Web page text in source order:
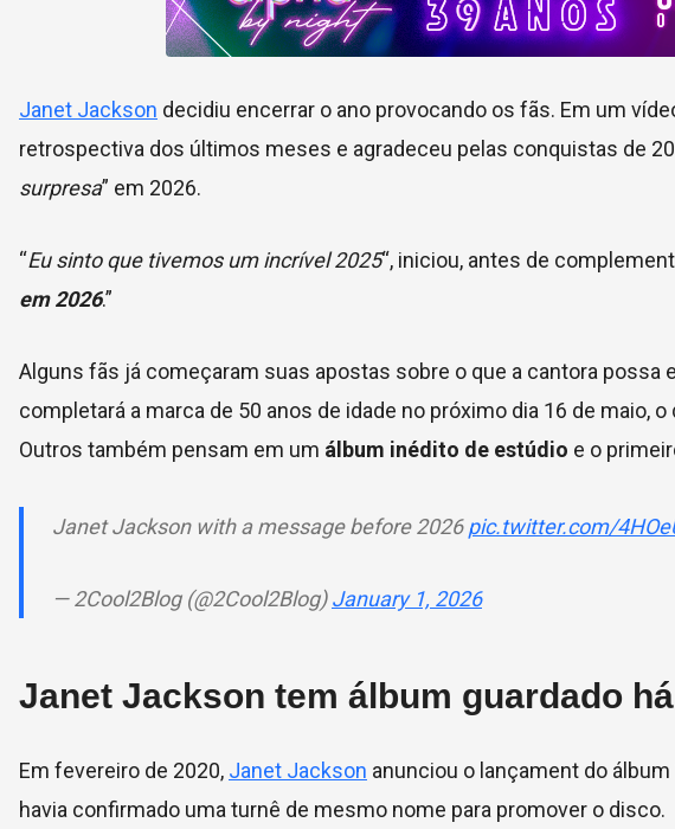
Janet Jackson decidiu encerrar o ano provocando os fãs. Em um
retrospectiva dos últimos meses e agradeceu pelas conquistas de
surpresa” em 2026.
“Eu sinto que tivemos um incrível 2025“, iniciou, antes de
em 2026.”
Alguns fãs já começaram suas apostas sobre o que a cantora possa
completará a marca de 50 anos de idade no próximo dia 16 de maio,
Outros também pensam em um álbum inédito de estúdio e o
Janet Jackson with a message before 2026pic.twitter.com/
— 2Cool2Blog (@2Cool2Blog)January 1, 2026
Janet Jackson tem álbum guardado
Em fevereiro de 2020, Janet Jackson anunciou o lançament do álbum
havia confirmado uma turnê de mesmo nome para promover o disco.